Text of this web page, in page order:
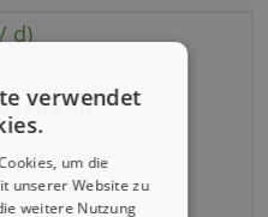
d)
Fire AG
verwendet
um die
unserer Website zu
weitere Nutzung